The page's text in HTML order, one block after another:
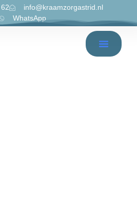
info@kraamzorgastrid.nl
WhatsApp